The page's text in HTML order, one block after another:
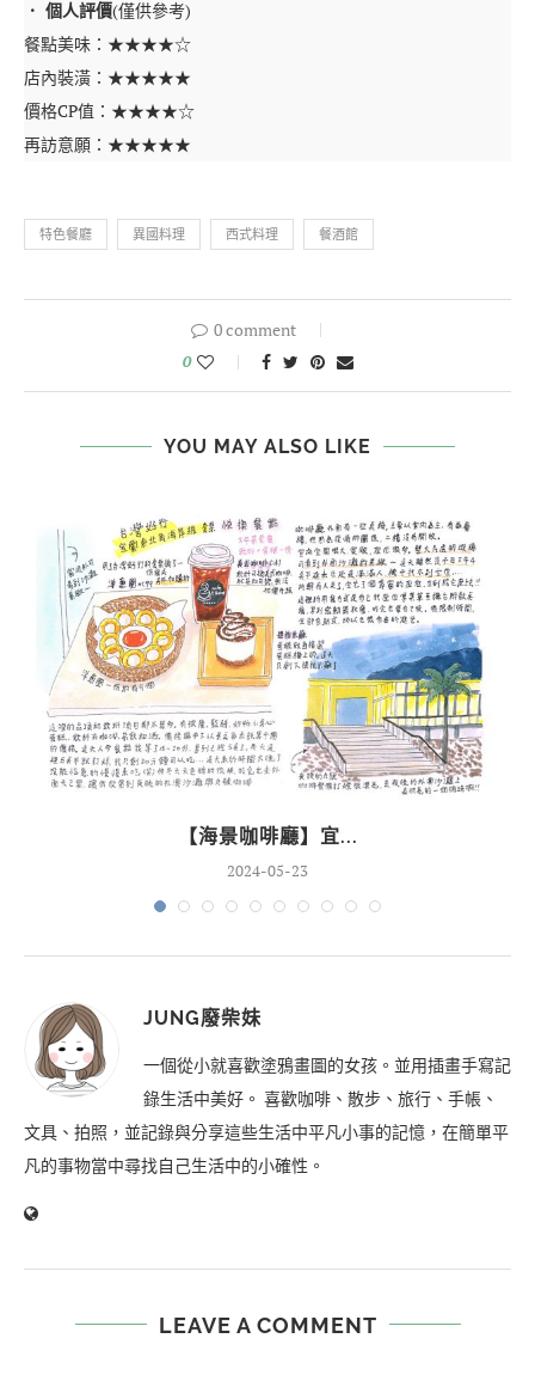
． 個人評價(僅供參考)
餐點美味：★★★★☆
店內裝潢：★★★★★
價格CP值：★★★★☆
再訪意願：★★★★★
特色餐廳 異國料理 西式料理 餐酒館
0 comment
0
YOU MAY ALSO LIKE
【海景咖啡廳】宜...
2024-05-23
JUNG廢柴妹
一個從小就喜歡塗鴉畫圖的女孩。並用插畫手寫記
錄生活中美好。 喜歡咖啡、散步、旅行、手帳、
文具、拍照，並記錄與分享這些生活中平凡小事的記憶，在簡單平
凡的事物當中尋找自己生活中的小確性。
LEAVE A COMMENT